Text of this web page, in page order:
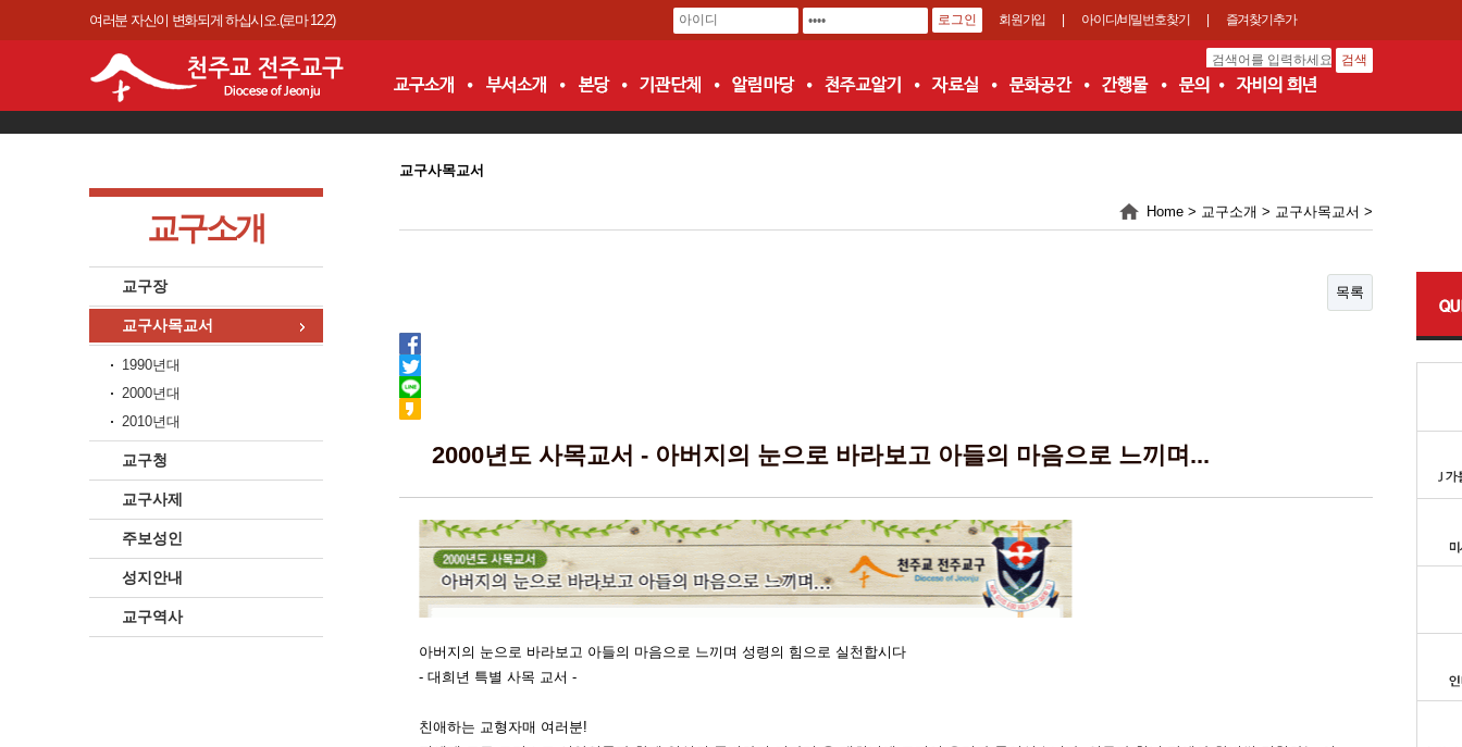
여러분 자신이 변화되게 하십시오.(로마 12,2) 회원가입 | 아이디/비밀번호찾기 | 즐겨찾기추가
교구소개
교구장
교구사목교서
1990년대
2000년대
2010년대
교구청
교구사제
주보성인
성지안내
교구역사
교구사목교서
Home > 교구소개 > 교구사목교서 >
목록
2000년도 사목교서 - 아버지의 눈으로 바라보고 아들의 마음으로 느끼며...
아버지의 눈으로 바라보고 아들의 마음으로 느끼며 성령의 힘으로 실천합시다
- 대희년 특별 사목 교서 -
친애하는 교형자매 여러분!